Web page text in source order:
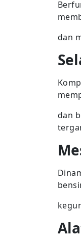
dan
dan